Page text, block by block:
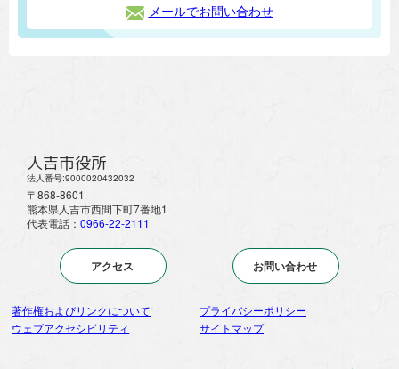
メールでお問い合わせ
人吉市役所
法人番号:9000020432032
〒868-8601
熊本県人吉市西間下町7番地1
代表電話： 0966-22-2111
アクセス お問い合わせ
著作権およびリンクについて
プライバシーポリシー
ウェブアクセシビリティ
サイトマップ